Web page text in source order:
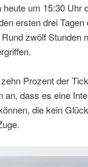
heute um 15:30
ersten drei
zwölf Stunden
Prozent der
an, dass es eine
die kein